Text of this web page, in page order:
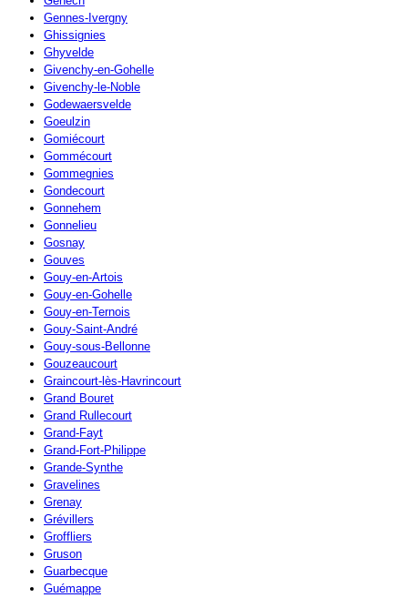
Gennes-Ivergny
Ghissignies
Ghyvelde
Givenchy-en-Gohelle
Givenchy-le-Noble
Godewaersvelde
Goeulzin
Gomiécourt
Gommécourt
Gommegnies
Gondecourt
Gonnehem
Gonnelieu
Gosnay
Gouves
Gouy-en-Artois
Gouy-en-Gohelle
Gouy-en-Ternois
Gouy-Saint-André
Gouy-sous-Bellonne
Gouzeaucourt
Graincourt-lès-Havrincourt
Grand Bouret
Grand Rullecourt
Grand-Fayt
Grand-Fort-Philippe
Grande-Synthe
Gravelines
Grenay
Grévillers
Groffliers
Gruson
Guarbecque
Guémappe